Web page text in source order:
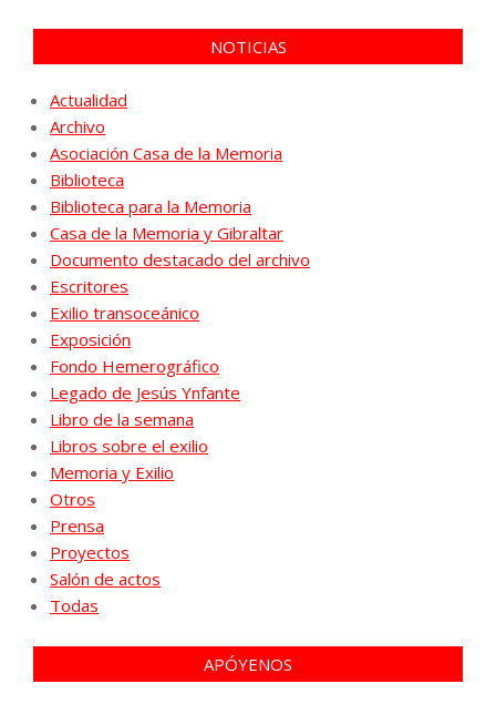
NOTICIAS
Actualidad
Archivo
Asociación Casa de la Memoria
Biblioteca
Biblioteca para la Memoria
Casa de la Memoria y Gibraltar
Documento destacado del archivo
Escritores
Exilio transoceánico
Exposición
Fondo Hemerográfico
Legado de Jesús Ynfante
Libro de la semana
Libros sobre el exilio
Memoria y Exilio
Otros
Prensa
Proyectos
Salón de actos
Todas
APÓYENOS